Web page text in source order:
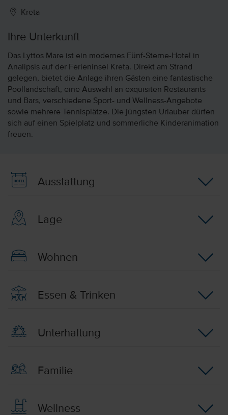
Kreta
Ihre Unterkunft
Das Lyttos Mare ist ein modernes Fünf-Sterne-Hotel in
Analipsis auf der Ferieninsel Kreta. Direkt am Strand
gelegen, bietet die Anlage ihren Gästen eine fantastische
Poollandschaft, eine Auswahl an exquisiten Restaurants
und Bars, verschiedene Sport- und Wellness-Angebote
sowie mehrere Tennisplätze. Die jüngsten Urlauber dürfen
sich auf einen Spielplatz und sommerliche Kinderanimation
freuen.
Ausstattung
Lage
Wohnen
Essen & Trinken
Unterhaltung
Familie
Wellness